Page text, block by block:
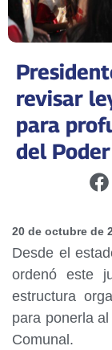
revisar
para
del
20 de octubre de
Desde el
ordenó este
estructura
para ponerla
Comunal.